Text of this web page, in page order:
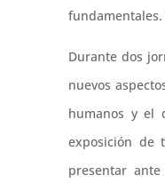
Durante dos
nuevos
humanos y el
exposición de
presentar